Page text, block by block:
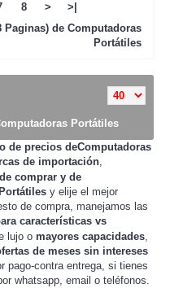
8 >
>|
Paginas) de Computadoras
Portátiles
Portátiles
de precios deComputadoras
de importación,
comprar y de
y elije el mejor
de compra , manejamos las
características vs
lujo o mayores capacidades
de meses sin intereses
pago-contra entrega, si tienes
whatsapp, email o teléfonos.